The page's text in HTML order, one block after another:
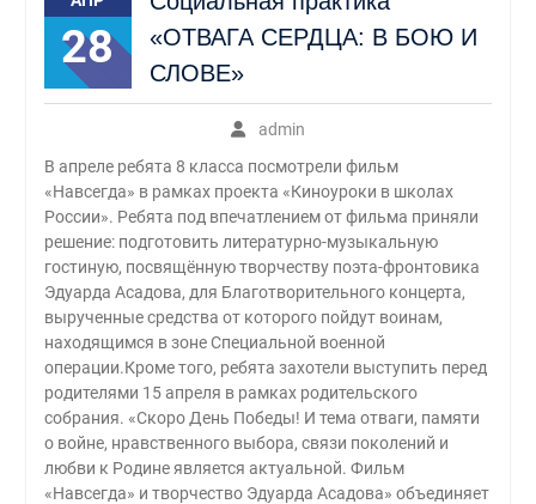
28
«ОТВАГА СЕРДЦА: В БОЮ И
СЛОВЕ»
admin
В апреле ребята 8 класса посмотрели фильм
«Навсегда» в рамках проекта «Киноуроки в школах
России». Ребята под впечатлением от фильма приняли
решение: подготовить литературно-музыкальную
гостиную, посвящённую творчеству поэта-фронтовика
Эдуарда Асадова, для Благотворительного концерта,
вырученные средства от которого пойдут воинам,
находящимся в зоне Специальной военной
операции.Кроме того, ребята захотели выступить перед
родителями 15 апреля в рамках родительского
собрания. «Скоро День Победы! И тема отваги, памяти
о войне, нравственного выбора, связи поколений и
любви к Родине является актуальной. Фильм
«Навсегда» и творчество Эдуарда Асадова» объединяет